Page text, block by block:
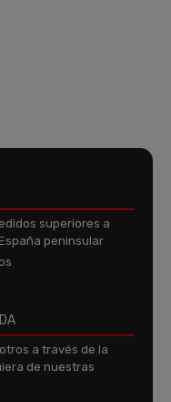
superiores a
peninsular
a través de la
de nuestras